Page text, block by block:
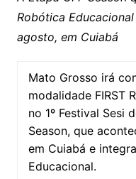
m
l
Robótica
agosto, em Cuiabá
Mato Grosso irá
modalidade FIRST
no 1º Festival Sesi
Season, que
em Cuiabá e
Educacional.